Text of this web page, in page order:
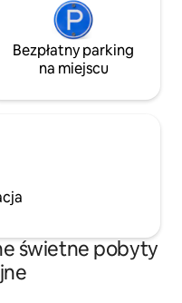
Bezpłatny parking
na miejscu
świetne pobyty